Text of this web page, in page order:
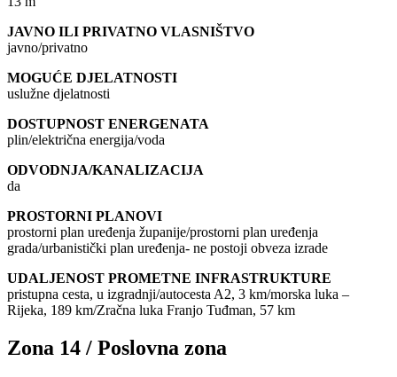
JAVNO ILI PRIVATNO VLASNIŠTVO
javno/privatno
MOGUĆE DJELATNOSTI
uslužne djelatnosti
DOSTUPNOST ENERGENATA
plin/električna energija/voda
ODVODNJA/KANALIZACIJA
da
PROSTORNI PLANOVI
prostorni plan uređenja županije/prostorni plan uređenja
grada/urbanistički plan uređenja- ne postoji obveza izrade
UDALJENOST PROMETNE INFRASTRUKTURE
pristupna cesta, u izgradnji/autocesta A2, 3 km/morska luka –
Rijeka, 189 km/Zračna luka Franjo Tuđman, 57 km
Zona 14 / Poslovna zona